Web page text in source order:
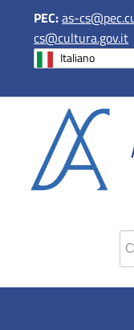
PEC:as-
cs@cultura.gov.it
Italiano